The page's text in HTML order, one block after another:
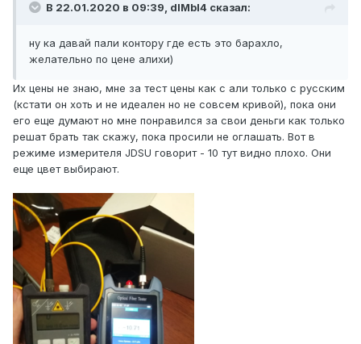
В 22.01.2020 в 09:39, dIMbI4 сказал:
ну ка давай пали контору где есть это барахло,
желательно по цене алихи)
Их цены не знаю, мне за тест цены как с али только с русским
(кстати он хоть и не идеален но не совсем кривой), пока они
его еще думают но мне понравился за свои деньги как только
решат брать так скажу, пока просили не оглашать. Вот в
режиме измерителя JDSU говорит - 10 тут видно плохо. Они
еще цвет выбирают.